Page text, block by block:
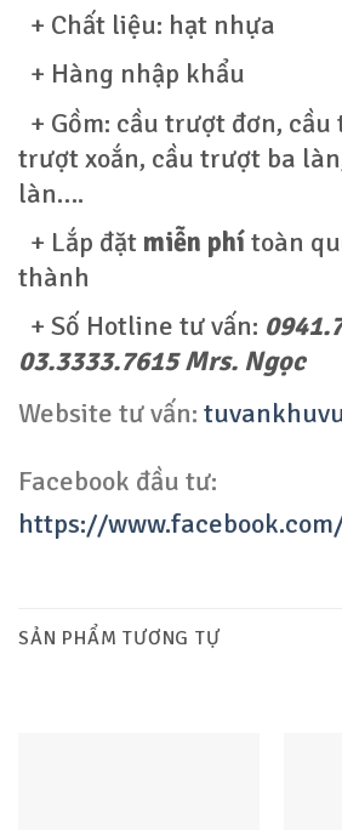
+ Chất liệu: hạt nhựa
+ Hàng nhập khẩu
+ Gồm: cầu trượt đơn,
trượt xoắn, cầu trượt ba
làn….
+ Lắp đặt miễn phítoàn
thành
+ Số Hotline tư vấn:
03.3333.7615 Mrs. Ngọc
Website tư vấn:
Facebook đầu tư:
https://
SẢN PHẨM TƯƠNG TỰ